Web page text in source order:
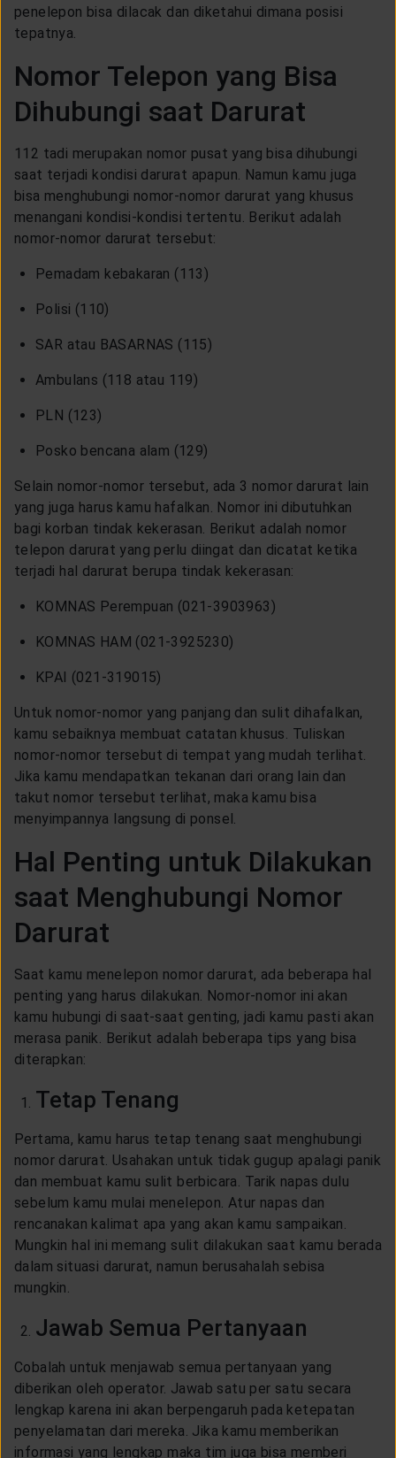
penelepon bisa dilacak dan diketahui dimana posisi
tepatnya.
Nomor Telepon yang Bisa
Dihubungi saat Darurat
112 tadi merupakan nomor pusat yang bisa dihubungi
saat terjadi kondisi darurat apapun. Namun kamu juga
bisa menghubungi nomor-nomor darurat yang khusus
menangani kondisi-kondisi tertentu. Berikut adalah
nomor-nomor darurat tersebut:
Pemadam kebakaran (113)
Polisi (110)
SAR atau BASARNAS (115)
Ambulans (118 atau 119)
PLN (123)
Posko bencana alam (129)
Selain nomor-nomor tersebut, ada 3 nomor darurat lain
yang juga harus kamu hafalkan. Nomor ini dibutuhkan
bagi korban tindak kekerasan. Berikut adalah nomor
telepon darurat yang perlu diingat dan dicatat ketika
terjadi hal darurat berupa tindak kekerasan:
KOMNAS Perempuan (021-3903963)
KOMNAS HAM (021-3925230)
KPAI (021-319015)
Untuk nomor-nomor yang panjang dan sulit dihafalkan,
kamu sebaiknya membuat catatan khusus. Tuliskan
nomor-nomor tersebut di tempat yang mudah terlihat.
Jika kamu mendapatkan tekanan dari orang lain dan
takut nomor tersebut terlihat, maka kamu bisa
menyimpannya langsung di ponsel.
Hal Penting untuk Dilakukan
saat Menghubungi Nomor
Darurat
Saat kamu menelepon nomor darurat, ada beberapa hal
penting yang harus dilakukan. Nomor-nomor ini akan
kamu hubungi di saat-saat genting, jadi kamu pasti akan
merasa panik. Berikut adalah beberapa tips yang bisa
diterapkan:
Tetap Tenang
Pertama, kamu harus tetap tenang saat menghubungi
nomor darurat. Usahakan untuk tidak gugup apalagi panik
dan membuat kamu sulit berbicara. Tarik napas dulu
sebelum kamu mulai menelepon. Atur napas dan
rencanakan kalimat apa yang akan kamu sampaikan.
Mungkin hal ini memang sulit dilakukan saat kamu berada
dalam situasi darurat, namun berusahalah sebisa
mungkin.
Jawab Semua Pertanyaan
Cobalah untuk menjawab semua pertanyaan yang
diberikan oleh operator. Jawab satu per satu secara
lengkap karena ini akan berpengaruh pada ketepatan
penyelamatan dari mereka. Jika kamu memberikan
informasi yang lengkap maka tim juga bisa memberi